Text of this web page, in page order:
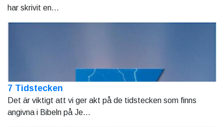
har skrivit en...
7 Tidstecken
Det är viktigt att vi ger akt på de tidstecken som finns
angivna i Bibeln på Je...